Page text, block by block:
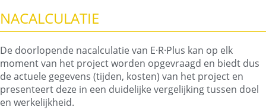
NACALCULATIE
De doorlopende nacalculatie van E·R·Plus kan op elk
moment van het project worden opgevraagd en biedt dus
de actuele gegevens (tijden, kosten) van het project en
presenteert deze in een duidelijke vergelijking tussen doel
en werkelijkheid.